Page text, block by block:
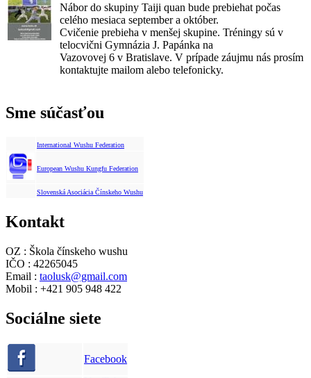
Nábor do skupiny Taiji quan bude prebiehat počas
celého mesiaca september a október.
Cvičenie prebieha v menšej skupine. Tréningy sú v
telocvični Gymnázia J. Papánka na
Vazovovej 6 v Bratislave. V prípade záujmu nás prosím
kontaktujte mailom alebo telefonicky.
Sme súčasťou
International Wushu Federation
European Wushu Kungfu Federation
Slovenská Asociácia Čínskeho Wushu
Kontakt
OZ : Škola čínskeho wushu
IČO : 42265045
Email : taolusk@gmail.com
Mobil : +421 905 948 422
Sociálne siete
Facebook